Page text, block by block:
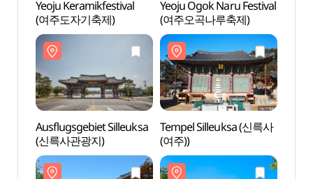
Yeoju Keramikfestival
(여주도자기축제)
Yeoju Ogok Naru Festival
(여주오곡나루축제)
Ausflugsgebiet Silleuksa
(신륵사관광지)
Tempel Silleuksa (신륵사
(여주))